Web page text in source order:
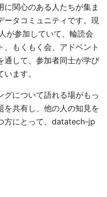
関心のある人たちが集ま
ータコミュニティです。現
参加していて、輪読会
もくもく会、アドベント
通して、参加者同士が学び
ます。
グについて語れる場がもっ
を共有し、他の人の知見を
方にとって、datatech-jp